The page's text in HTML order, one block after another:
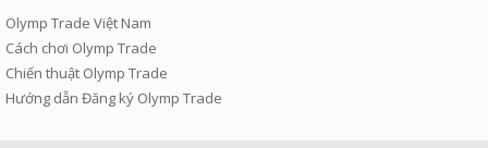
Olymp Trade Việt Nam
Cách chơi Olymp Trade
Chiến thuật Olymp Trade
Hướng dẫn Đăng ký Olymp Trade